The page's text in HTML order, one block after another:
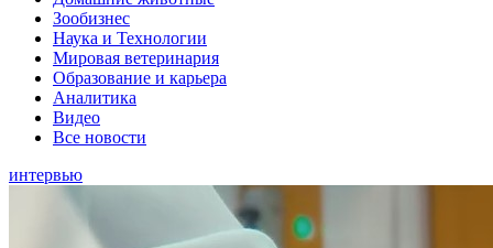
Зообизнес
Наука и Технологии
Мировая ветеринария
Образование и карьера
Аналитика
Видео
Все новости
интервью